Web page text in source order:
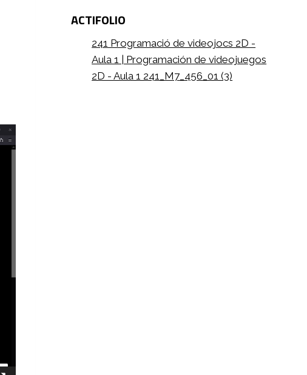
ACTIFOLIO
241 Programació de videojocs 2D -
Aula 1 | Programación de videojuegos
2D - Aula 1 241_M7_456_01 (3)